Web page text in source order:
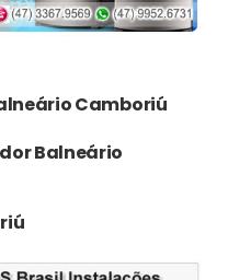
Camboriú
Balneário